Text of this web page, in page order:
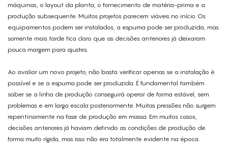
máquinas, o layout da planta, o fornecimento de matéria-prima e a
produção subsequente. Muitos projetos parecem viáveis ​​no início. Os
equipamentos podem ser instalados, a espuma pode ser produzida, mas
somente mais tarde fica claro que as decisões anteriores já deixaram
pouca margem para ajustes.
Ao avaliar um novo projeto, não basta verificar apenas se a instalação é
possível e se a espuma pode ser produzida. É fundamental também
saber se a linha de produção conseguirá operar de forma estável, sem
problemas e em larga escala posteriormente. Muitas pressões não surgem
repentinamente na fase de produção em massa. Em muitos casos,
decisões anteriores já haviam definido as condições de produção de
forma muito rígida, mas isso não era totalmente evidente na época.